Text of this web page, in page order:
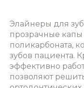
Элайнеры для
прозрачные капы
поликарбоната,
зубов пациента.
эффективно
позволяют